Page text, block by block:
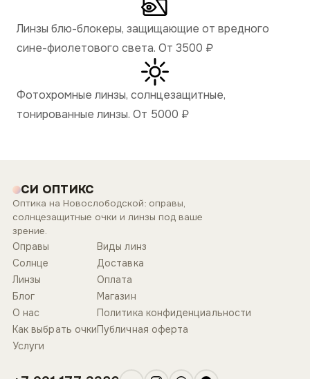
Линзы блю-блокеры, защищающие от вредного
сине-фиолетового света. От 3500 ₽
Фотохромные линзы, солнцезащитные,
тонированные линзы. От 5000 ₽
СИ ОПТИКС
Оптика на Новослободской: оправы,
солнцезащитные очки и линзы под ваше
зрение.
Оправы
Солнце
Линзы
Блог
О нас
Как выбрать очки
Услуги
Виды линз
Доставка
Оплата
Магазин
Политика конфиденциальности
Публичная оферта